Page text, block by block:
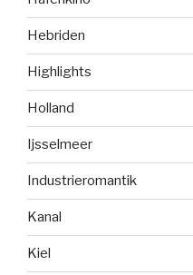
Hebriden
Highlights
Holland
Ijsselmeer
Industrieromantik
Kanal
Kiel